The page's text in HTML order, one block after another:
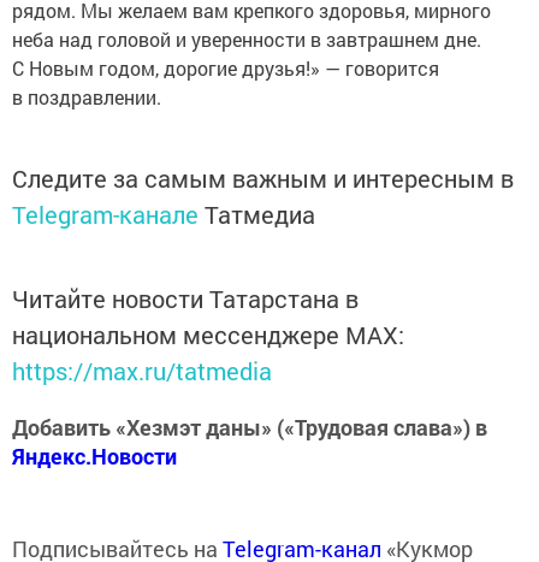
рядом. Мы желаем вам крепкого здоровья, мирного
неба над головой и уверенности в завтрашнем дне.
С Новым годом, дорогие друзья!» — говорится
в поздравлении.
Следите за самым важным и интересным в
Telegram-канале Татмедиа
Читайте новости Татарстана в
национальном мессенджере MАХ:
https://max.ru/tatmedia
Добавить «Хезмэт даны» («Трудовая слава») в
Яндекс.Новости
Подписывайтесь на Telegram-канал «Кукмор